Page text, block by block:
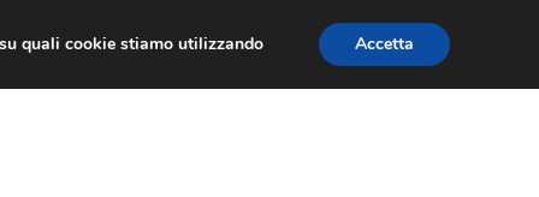
quali cookie stiamo utilizzando
Accetta